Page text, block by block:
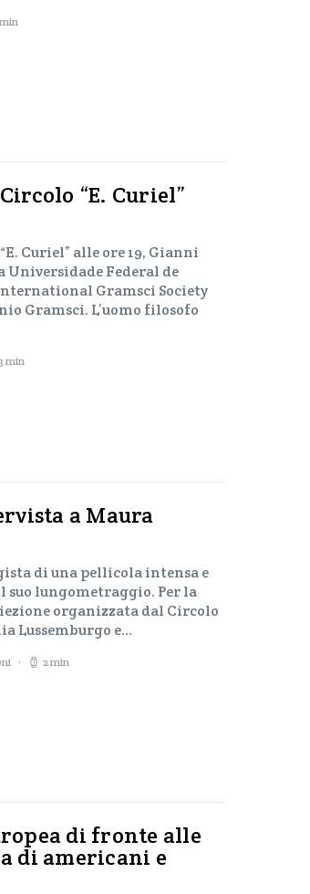
“E. Curiel”
Curiel” alle ore 19, Gianni
Federal de
Gramsci Society
Gramsci. L’uomo filosofo
min
a Maura
di una pellicola intensa e
suo lungometraggio. Per la
organizzata dal Circolo
Lussemburgo e…
2 min
di fronte alle
di americani e